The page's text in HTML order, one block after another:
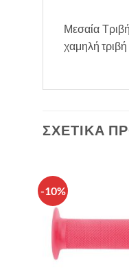
Μεσαία
χαμηλή
ΣΧΕΤΙΚΆ
-10%